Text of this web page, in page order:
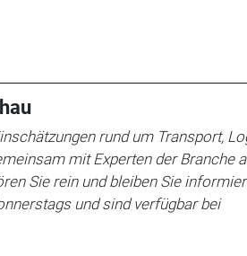
rund um Transport,
mit Experten der Branche
Sie rein und bleiben Sie
und sind verfügbar bei